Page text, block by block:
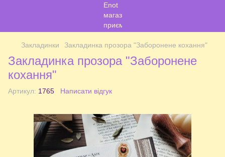
Закладинки Закладинка прозора "Заборонене кохання"
Закладинка прозора "Заборонене
кохання"
Артикул: 1765 Написати відгук